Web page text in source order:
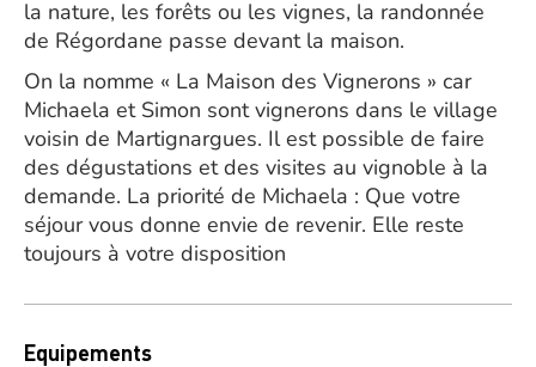
la nature, les forêts ou les vignes, la randonnée
de Régordane passe devant la maison.
On la nomme « La Maison des Vignerons » car
Michaela et Simon sont vignerons dans le village
voisin de Martignargues. Il est possible de faire
des dégustations et des visites au vignoble à la
demande. La priorité de Michaela : Que votre
séjour vous donne envie de revenir. Elle reste
toujours à votre disposition
Equipements